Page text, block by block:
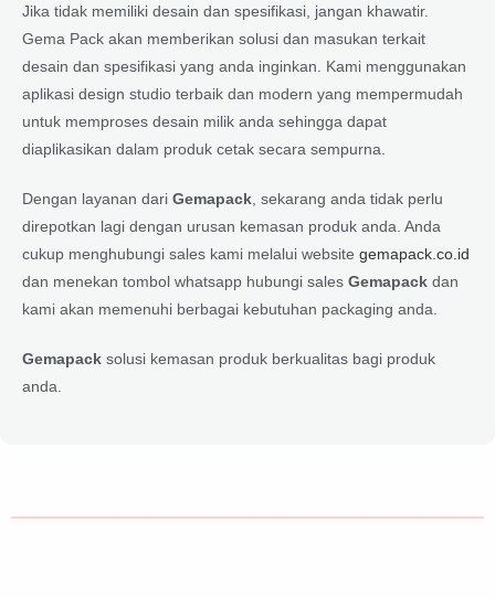
Jika tidak memiliki desain dan spesifikasi, jangan khawatir.
Gema Pack akan memberikan solusi dan masukan terkait
desain dan spesifikasi yang anda inginkan. Kami menggunakan
aplikasi design studio terbaik dan modern yang mempermudah
untuk memproses desain milik anda sehingga dapat
diaplikasikan dalam produk cetak secara sempurna.
Dengan layanan dari Gemapack , sekarang anda tidak perlu
direpotkan lagi dengan urusan kemasan produk anda. Anda
cukup menghubungi sales kami melalui website gemapack.co.id
dan menekan tombol whatsapp hubungi sales Gemapack dan
kami akan memenuhi berbagai kebutuhan packaging anda.
Gemapack solusi kemasan produk berkualitas bagi produk
anda.